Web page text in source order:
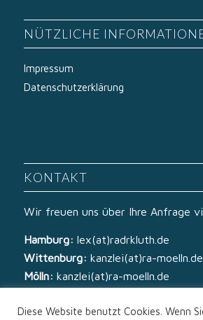
NÜTZLICHE
Impressum
Datenschutzerklärung
KONTAKT
Wir freuen uns über Ihre Anfrage
Hamburg: lex(at)radrkluth.de
Wittenburg: kanzlei(at)ra-moelln.de
Mölln: kanzlei(at)ra-moelln.de
Diese Website benutzt Cookies. Wenn